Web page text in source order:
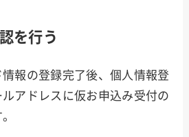
を行う
報の登録完了後、個人情報登
アドレスに仮お申込み受付の